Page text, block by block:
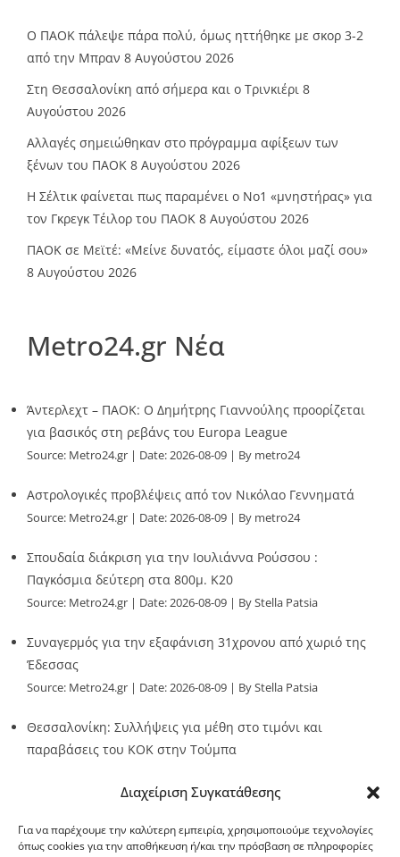
Διαχείριση Συγκατάθεσης
Για να παρέχουμε την καλύτερη εμπειρία, χρησιμοποιούμε τεχνολογίες
όπως cookies για την αποθήκευση ή/και την πρόσβαση σε πληροφορίες
Ο ΠΑΟΚ πάλεψε πάρα πολύ, όμως ηττήθηκε με σκορ 3-2
από την Μπραν 8 Αυγούστου 2026
Στη Θεσσαλονίκη από σήμερα και ο Τρινκιέρι 8
Αυγούστου 2026
Αλλαγές σημειώθηκαν στο πρόγραμμα αφίξεων των
ξένων του ΠΑΟΚ 8 Αυγούστου 2026
Η Σέλτικ φαίνεται πως παραμένει ο Νο1 «μνηστήρας» για
τον Γκρεγκ Τέιλορ του ΠΑΟΚ 8 Αυγούστου 2026
ΠΑΟΚ σε Μεϊτέ: «Μείνε δυνατός, είμαστε όλοι μαζί σου»
8 Αυγούστου 2026
Metro24.gr Νέα
Άντερλεχτ – ΠΑΟΚ: Ο Δημήτρης Γιαννούλης προορίζεται
για βασικός στη ρεβάνς του Europa League
Source: Metro24.gr Date: 2026-08-09 By metro24
Αστρολογικές προβλέψεις από τον Νικόλαο Γεννηματά
Source: Metro24.gr Date: 2026-08-09 By metro24
Σπουδαία διάκριση για την Ιουλιάννα Ρούσσου :
Παγκόσμια δεύτερη στα 800μ. Κ20
Source: Metro24.gr Date: 2026-08-09 By Stella Patsia
Συναγερμός για την εξαφάνιση 31χρονου από χωριό της
Έδεσσας
Source: Metro24.gr Date: 2026-08-09 By Stella Patsia
Θεσσαλονίκη: Συλλήψεις για μέθη στο τιμόνι και
παραβάσεις του ΚΟΚ στην Τούμπα